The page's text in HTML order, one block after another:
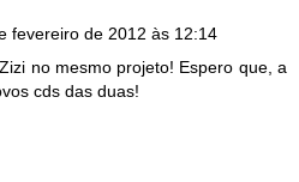
fevereiro de 2012 às 12:14
no mesmo projeto! Espero que, a
cds das duas!